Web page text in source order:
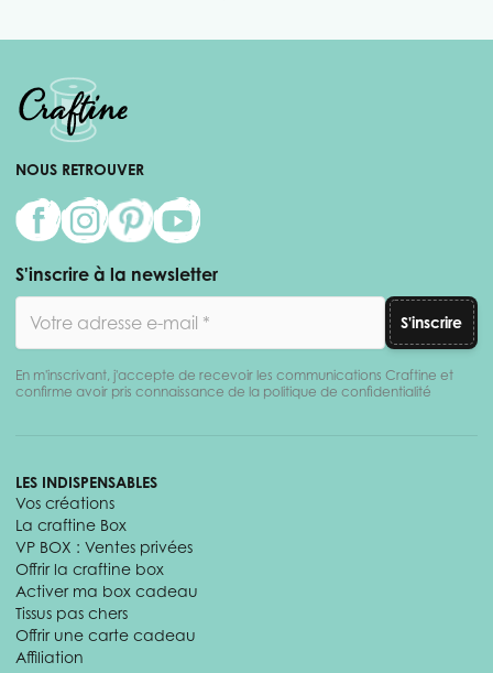
NOUS RETROUVER
S'inscrire à la newsletter
S'inscrire
En m'inscrivant, j'accepte de recevoir les communications Craftine et
confirme avoir pris connaissance de la politique de confidentialité
LES INDISPENSABLES
Vos créations
La craftine Box
VP BOX : Ventes privées
Offrir la craftine box
Activer ma box cadeau
Tissus pas chers
Offrir une carte cadeau
Affiliation